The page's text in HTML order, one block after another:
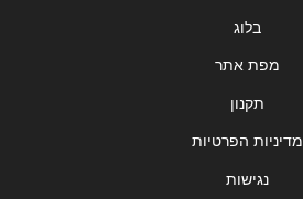
בלוג
מפת אתר
תקנון
מדיניות הפרטיות
נגישות